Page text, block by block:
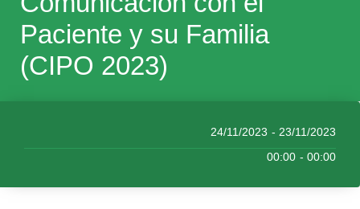
Paciente y su Familia
(CIPO 2023)
24/11/2023 - 23/11/2023
00:00 - 00:00